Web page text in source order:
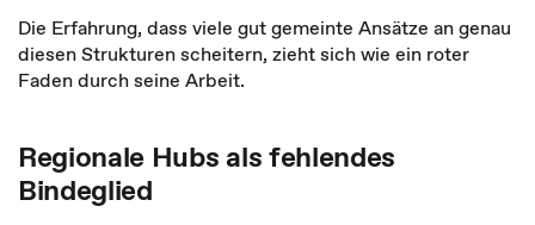
Die Erfahrung, dass viele gut gemeinte Ansätze an genau
diesen Strukturen scheitern, zieht sich wie ein roter
Faden durch seine Arbeit.
Regionale Hubs als fehlendes
Bindeglied